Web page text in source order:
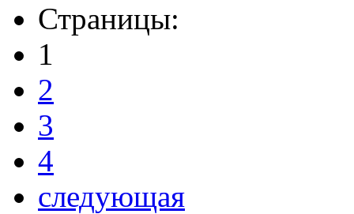
Страницы:
1
2
3
4
следующая